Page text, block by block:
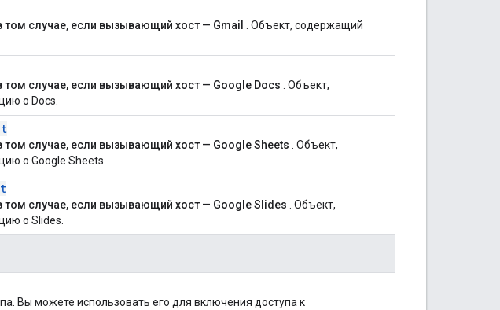
том случае, если вызывающий хост — Gmail
. Объект, содержащий
том случае, если вызывающий хост — Google Docs . Объект,
о Docs.
том случае, если вызывающий хост — Google Sheets . Объект,
о Google Sheets.
том случае, если вызывающий хост — Google Slides . Объект,
о Slides.
Вы можете использовать его для включения доступа к